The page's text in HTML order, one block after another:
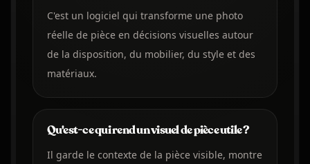
C'est un logiciel qui transforme une photo
réelle de pièce en décisions visuelles autour
de la disposition, du mobilier, du style et des
matériaux.
Qu'est-ce qui rend un visuel de pièce utile ?
Il garde le contexte de la pièce visible, montre